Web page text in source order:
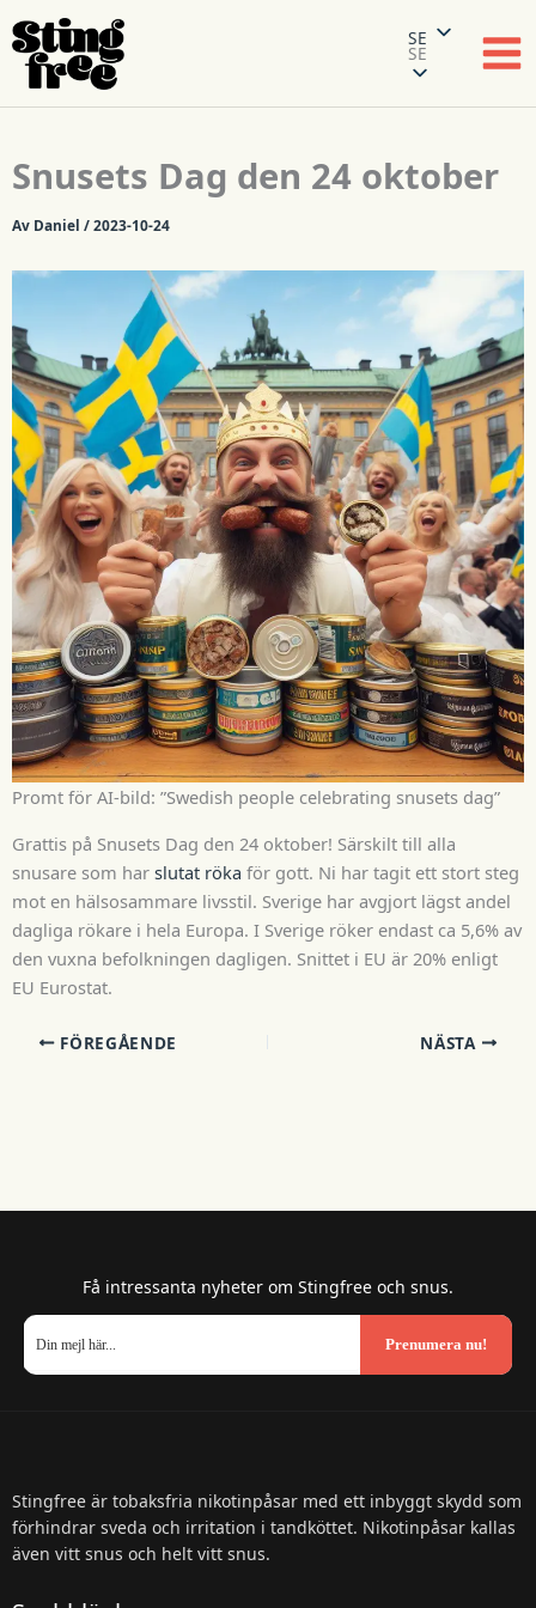
till
SE
SE
Snusets Dag den 24 oktober
Av Daniel /2023-10-24
Promt för AI-bild: ”Swedish people celebrating snusets dag”
Grattis på Snusets Dag den 24 oktober! Särskilt till alla
snusare som har slutat röka för gott. Ni har tagit ett stort steg
mot en hälsosammare livsstil. Sverige har avgjort lägst andel
dagliga rökare i hela Europa. I Sverige röker endast ca 5,6% av
den vuxna befolkningen dagligen. Snittet i EU är 20% enligt
EU Eurostat.
FÖREGÅENDE NÄSTA
Få intressanta nyheter om Stingfree och snus.
Prenumera nu!
Stingfree är tobaksfria nikotinpåsar med ett inbyggt skydd som
förhindrar sveda och irritation i tandköttet. Nikotinpåsar kallas
även vitt snus och helt vitt snus.